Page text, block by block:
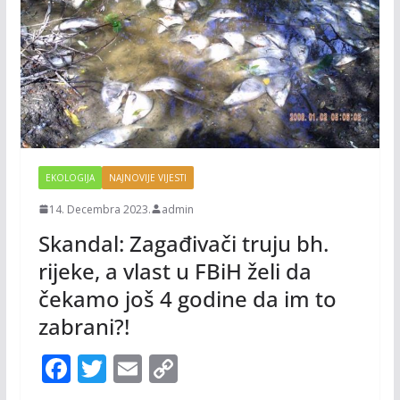
EKOLOGIJA NAJNOVIJE VIJESTI
14. Decembra 2023. admin
Skandal: Zagađivači truju bh.
rijeke, a vlast u FBiH želi da
čekamo još 4 godine da im to
zabrani?!
F T E C